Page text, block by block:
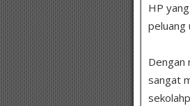
HP
peluang
Dengan
sangat